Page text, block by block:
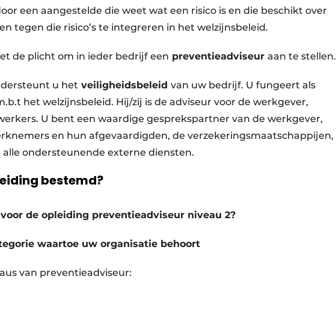
een aangestelde die weet wat een risico is en die beschikt over
tegen die risico’s te integreren in het welzijnsbeleid.
de plicht om in ieder bedrijf een preventieadviseur aan te stellen.
u het veiligheidsbeleid van uw bedrijf. U fungeert als
het welzijnsbeleid. Hij/zij is de adviseur voor de werkgever,
U bent een waardige gesprekspartner van de werkgever,
en hun afgevaardigden, de verzekeringsmaatschappijen,
ondersteunende externe diensten.
bestemd?
de opleiding preventieadviseur niveau 2?
waartoe uw organisatie behoort
van preventieadviseur: